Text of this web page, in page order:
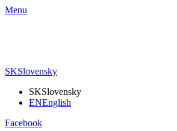
Menu
SKSlovensky
SKSlovensky
ENEnglish
Facebook